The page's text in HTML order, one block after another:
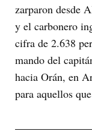
zarparon desde
y el carbonero
cifra de 2.638
mando del
hacia Orán, en
para aquellos